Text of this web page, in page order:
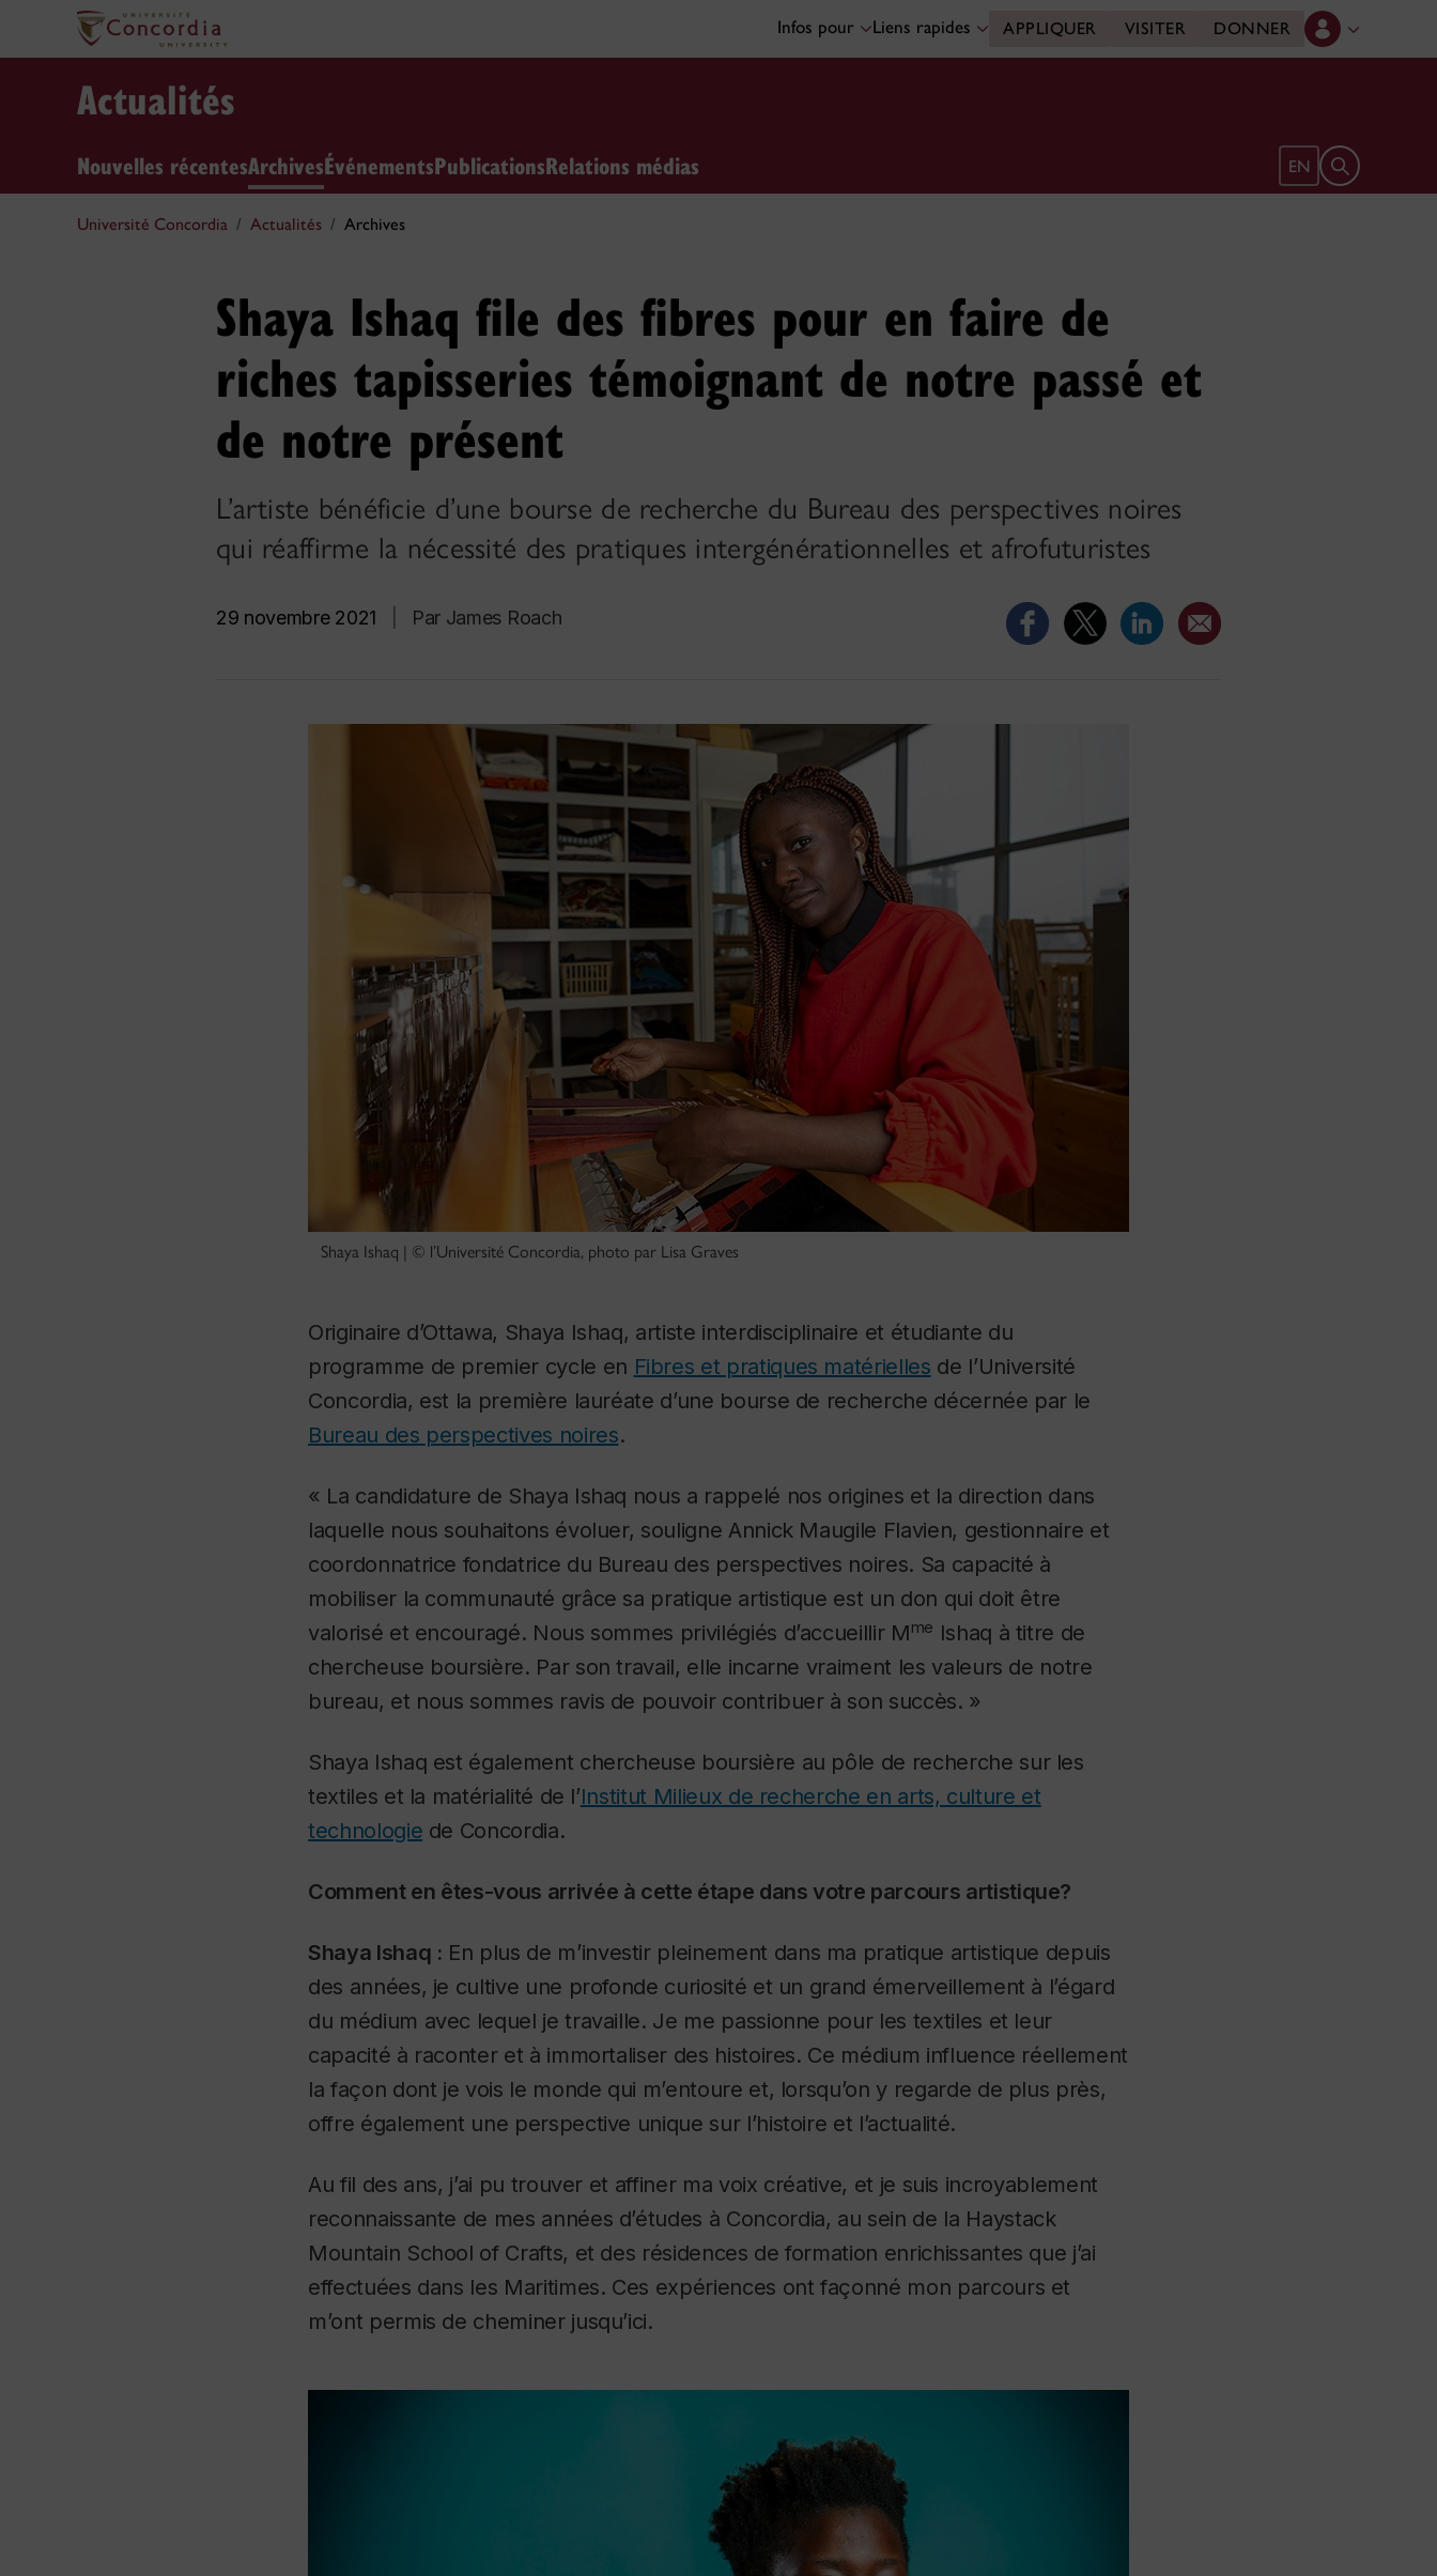
Infos pour Liens rapides APPLIQUER VISITER DONNER
Actualités
Nouvelles récentesArchivesÉvénementsPublicationsRelations médias EN Ouvrir le
Université Concordia Actualités Archives
Shaya Ishaq file des fibres pour en faire de
riches tapisseries témoignant de notre passé et
de notre présent
L’artiste bénéficie d’une bourse de recherche du Bureau des perspectives noires
qui réaffirme la nécessité des pratiques intergénérationnelles et afrofuturistes
29 novembre 2021 Par James Roach
Shaya Ishaq | © l’Université Concordia, photo par Lisa Graves
Originaire d’Ottawa, Shaya Ishaq, artiste interdisciplinaire et étudiante du
programme de premier cycle en Fibres et pratiques matérielles de l’Université
Concordia, est la première lauréate d’une bourse de recherche décernée par le
Bureau des perspectives noires.
« La candidature de Shaya Ishaq nous a rappelé nos origines et la direction dans
laquelle nous souhaitons évoluer, souligne Annick Maugile Flavien, gestionnaire et
coordonnatrice fondatrice du Bureau des perspectives noires. Sa capacité à
mobiliser la communauté grâce sa pratique artistique est un don qui doit être
valorisé et encouragé. Nous sommes privilégiés d’accueillir Mme Ishaq à titre de
chercheuse boursière. Par son travail, elle incarne vraiment les valeurs de notre
bureau, et nous sommes ravis de pouvoir contribuer à son succès. »
Shaya Ishaq est également chercheuse boursière au pôle de recherche sur les
textiles et la matérialité de l’Institut Milieux de recherche en arts, culture et
technologie de Concordia.
Comment en êtes-vous arrivée à cette étape dans votre parcours artistique?
Shaya Ishaq : En plus de m’investir pleinement dans ma pratique artistique depuis
des années, je cultive une profonde curiosité et un grand émerveillement à l’égard
du médium avec lequel je travaille. Je me passionne pour les textiles et leur
capacité à raconter et à immortaliser des histoires. Ce médium influence réellement
la façon dont je vois le monde qui m’entoure et, lorsqu’on y regarde de plus près,
offre également une perspective unique sur l’histoire et l’actualité.
Au fil des ans, j’ai pu trouver et affiner ma voix créative, et je suis incroyablement
reconnaissante de mes années d’études à Concordia, au sein de la Haystack
Mountain School of Crafts, et des résidences de formation enrichissantes que j’ai
effectuées dans les Maritimes. Ces expériences ont façonné mon parcours et
m’ont permis de cheminer jusqu’ici.